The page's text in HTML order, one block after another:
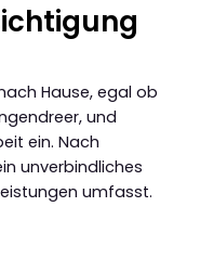
Hause, egal ob
und
ein. Nach
unverbindliches
umfasst.